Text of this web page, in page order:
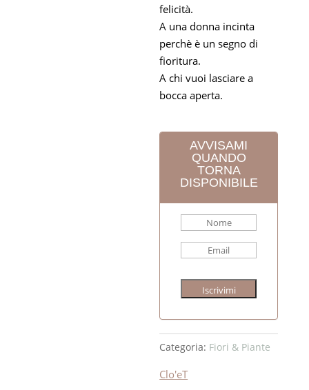
felicità.
A una donna incinta
perchè è un segno di
fioritura.
A chi vuoi lasciare a
bocca aperta.
AVVISAMI
QUANDO
TORNA
DISPONIBILE
Iscrivimi
Categoria: Fiori & Piante
Clo'eT